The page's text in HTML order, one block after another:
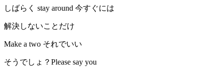
しばらく stay around 今すぐには
解決しないことだけ
Make a two それでいい
そうでしょ？Please say you